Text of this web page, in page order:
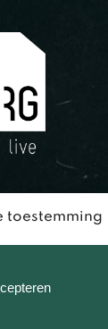
toestemming